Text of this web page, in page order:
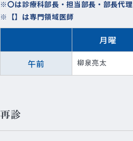
※〇は診療科部長・担当部長・部長代理
※【】は専門領域医師
月曜
午前
柳泉亮太
再診